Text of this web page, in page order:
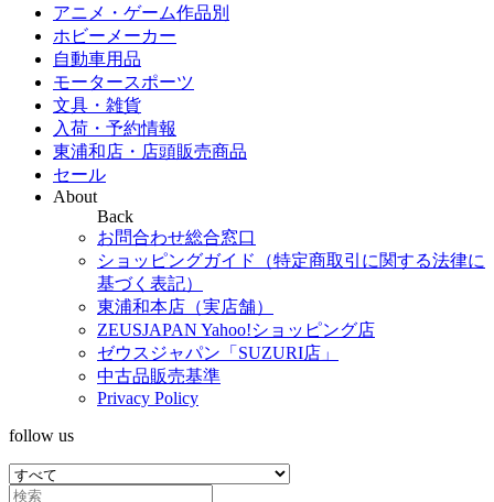
アニメ・ゲーム作品別
ホビーメーカー
自動車用品
モータースポーツ
文具・雑貨
入荷・予約情報
東浦和店・店頭販売商品
セール
About
Back
お問合わせ総合窓口
ショッピングガイド（特定商取引に関する法律に
基づく表記）
東浦和本店（実店舗）
ZEUSJAPAN Yahoo!ショッピング店
ゼウスジャパン「SUZURI店」
中古品販売基準
Privacy Policy
follow us